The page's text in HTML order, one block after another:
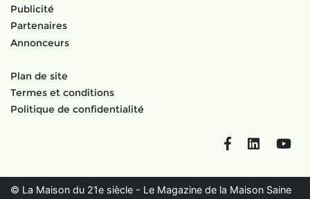
Publicité
Partenaires
Annonceurs
Plan de site
Termes et conditions
Politique de confidentialité
FacebookLinkedIn
© La Maison du 21e siècle - Le Magazine de la Maison Saine